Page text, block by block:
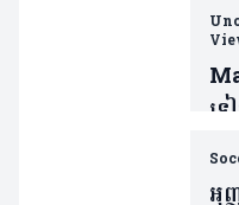
ទ
វីដ
អុ